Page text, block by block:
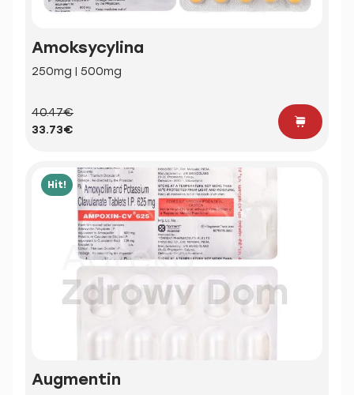
Amoksycylina
250mg | 500mg
40.47€
33.73€
Hit!
Augmentin